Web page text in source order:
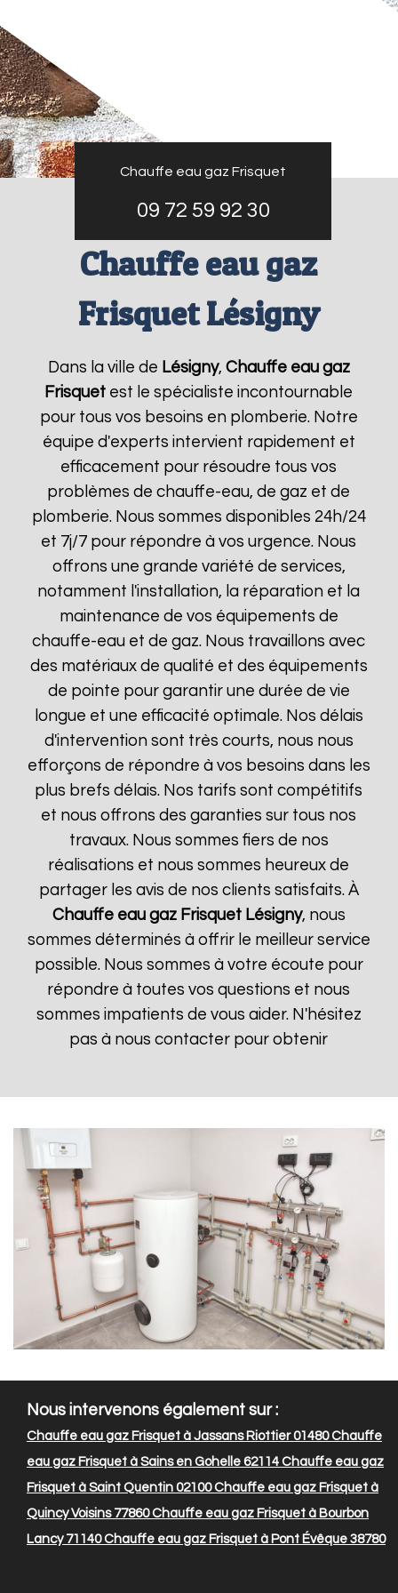
Chauffe eau gaz Frisquet
09 72 59 92 30
Chauffe eau gaz
Frisquet Lésigny
Dans la ville de Lésigny, Chauffe eau gaz
Frisquet est le spécialiste incontournable
pour tous vos besoins en plomberie. Notre
équipe d'experts intervient rapidement et
efficacement pour résoudre tous vos
problèmes de chauffe-eau, de gaz et de
plomberie. Nous sommes disponibles 24h/24
et 7j/7 pour répondre à vos urgence. Nous
offrons une grande variété de services,
notamment l'installation, la réparation et la
maintenance de vos équipements de
chauffe-eau et de gaz. Nous travaillons avec
des matériaux de qualité et des équipements
de pointe pour garantir une durée de vie
longue et une efficacité optimale. Nos délais
d'intervention sont très courts, nous nous
efforçons de répondre à vos besoins dans les
plus brefs délais. Nos tarifs sont compétitifs
et nous offrons des garanties sur tous nos
travaux. Nous sommes fiers de nos
réalisations et nous sommes heureux de
partager les avis de nos clients satisfaits. À
Chauffe eau gaz Frisquet Lésigny, nous
sommes déterminés à offrir le meilleur service
possible. Nous sommes à votre écoute pour
répondre à toutes vos questions et nous
sommes impatients de vous aider. N'hésitez
pas à nous contacter pour obtenir
Nous intervenons également sur :
Chauffe eau gaz Frisquet à Jassans Riottier 01480Chauffe
eau gaz Frisquet à Sains en Gohelle 62114 Chauffe eau gaz
Frisquet à Saint Quentin 02100Chauffe eau gaz Frisquet à
Quincy Voisins 77860Chauffe eau gaz Frisquet à Bourbon
Lancy 71140Chauffe eau gaz Frisquet à Pont Évêque 38780